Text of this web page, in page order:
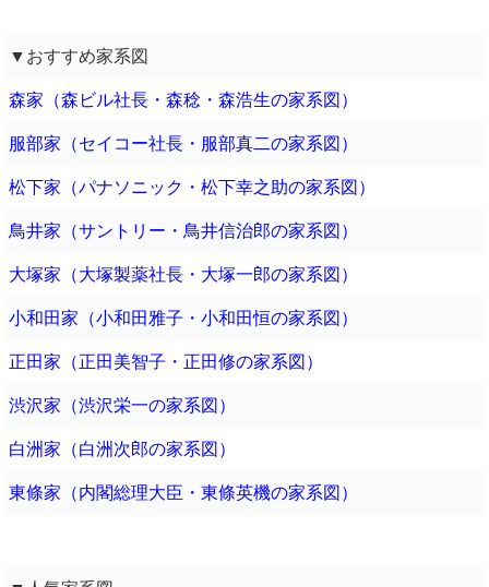
▼おすすめ家系図
森家（森ビル社長・森稔・森浩生の家系図）
服部家（セイコー社長・服部真二の家系図）
松下家（パナソニック・松下幸之助の家系図）
鳥井家（サントリー・鳥井信治郎の家系図）
大塚家（大塚製薬社長・大塚一郎の家系図）
小和田家（小和田雅子・小和田恒の家系図）
正田家（正田美智子・正田修の家系図）
渋沢家（渋沢栄一の家系図）
白洲家（白洲次郎の家系図）
東條家（内閣総理大臣・東條英機の家系図）